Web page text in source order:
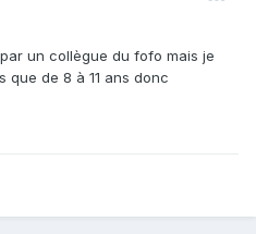
un collègue du fofo mais je
que de 8 à 11 ans donc